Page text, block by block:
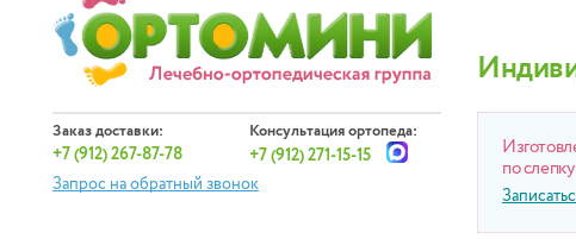
Заказ доставки:
+7 (912) 267-87-78
Консультация ортопеда:
+7 (912) 271-15-15
Запрос на обратный звонок
по слепку